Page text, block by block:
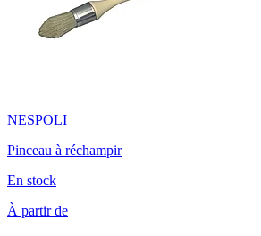
NESPOLI
Pinceau à réchampir
En stock
À partir de